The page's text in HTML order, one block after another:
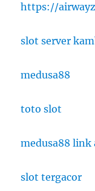
https://
slot server
medusa88
toto slot
medusa88
slot tergacor